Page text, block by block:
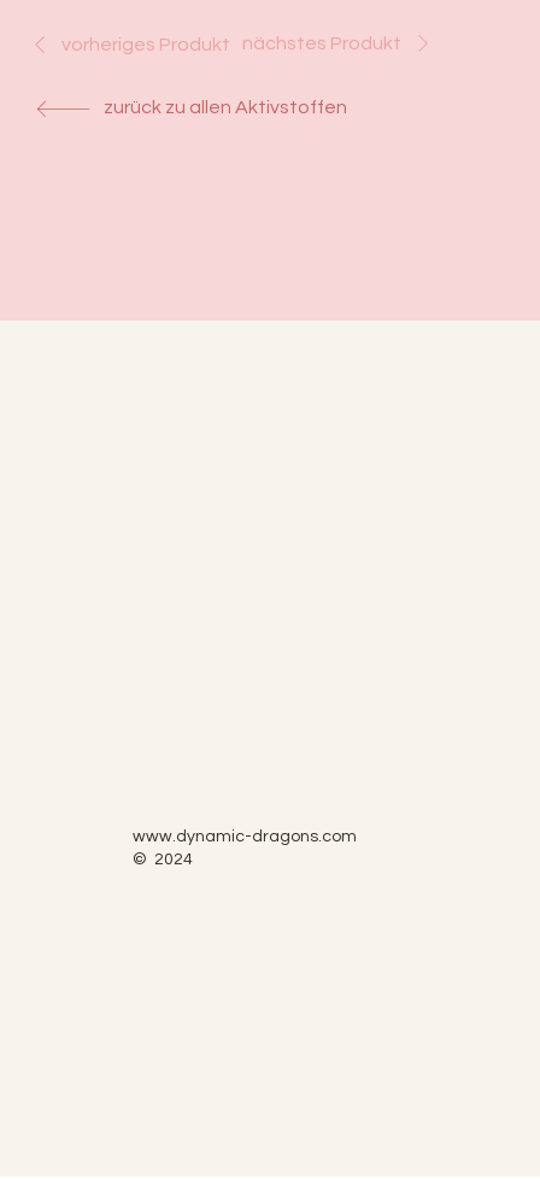
zurück zu allen Aktivstoffen
vorheriges Produkt nächstes Produkt
www.dynamic-dragons.com
© 2024